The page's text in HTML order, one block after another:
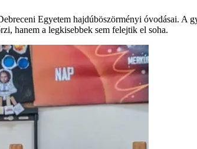
Egyetem hajdúböszörményi óvodásai. A
hanem a legkisebbek sem felejtik el soha.